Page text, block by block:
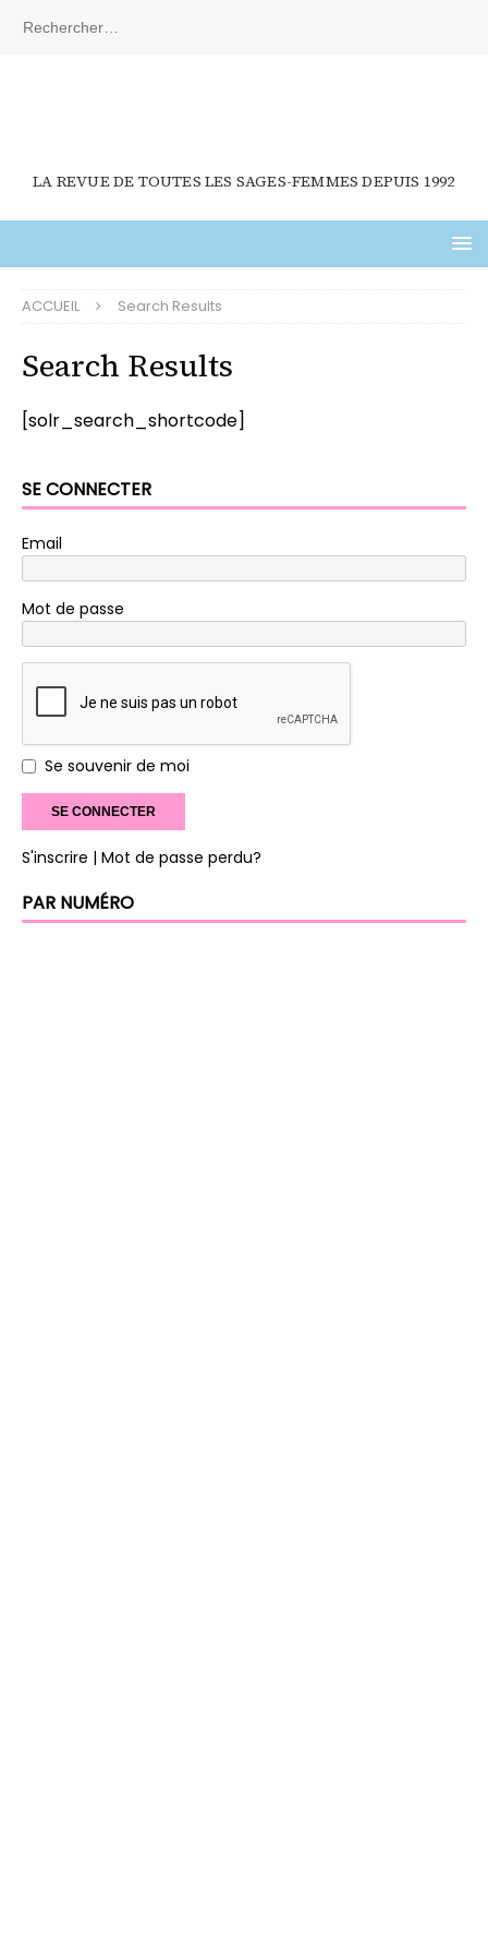
LA REVUE DE TOUTES LES SAGES-FEMMES DEPUIS 1992
ACCUEIL Search Results
Search Results
[solr_search_shortcode]
SE CONNECTER
Email
Mot de passe
Se souvenir de moi
S'inscrire | Mot de passe perdu?
PAR NUMÉRO